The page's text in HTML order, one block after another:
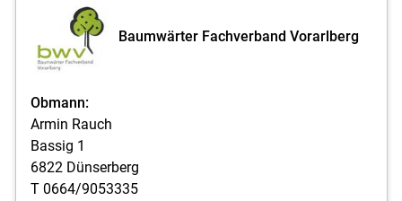
Baumwärter Fachverband Vorarlberg
Obmann:
Armin Rauch
Bassig 1
6822 Dünserberg
T 0664/9053335